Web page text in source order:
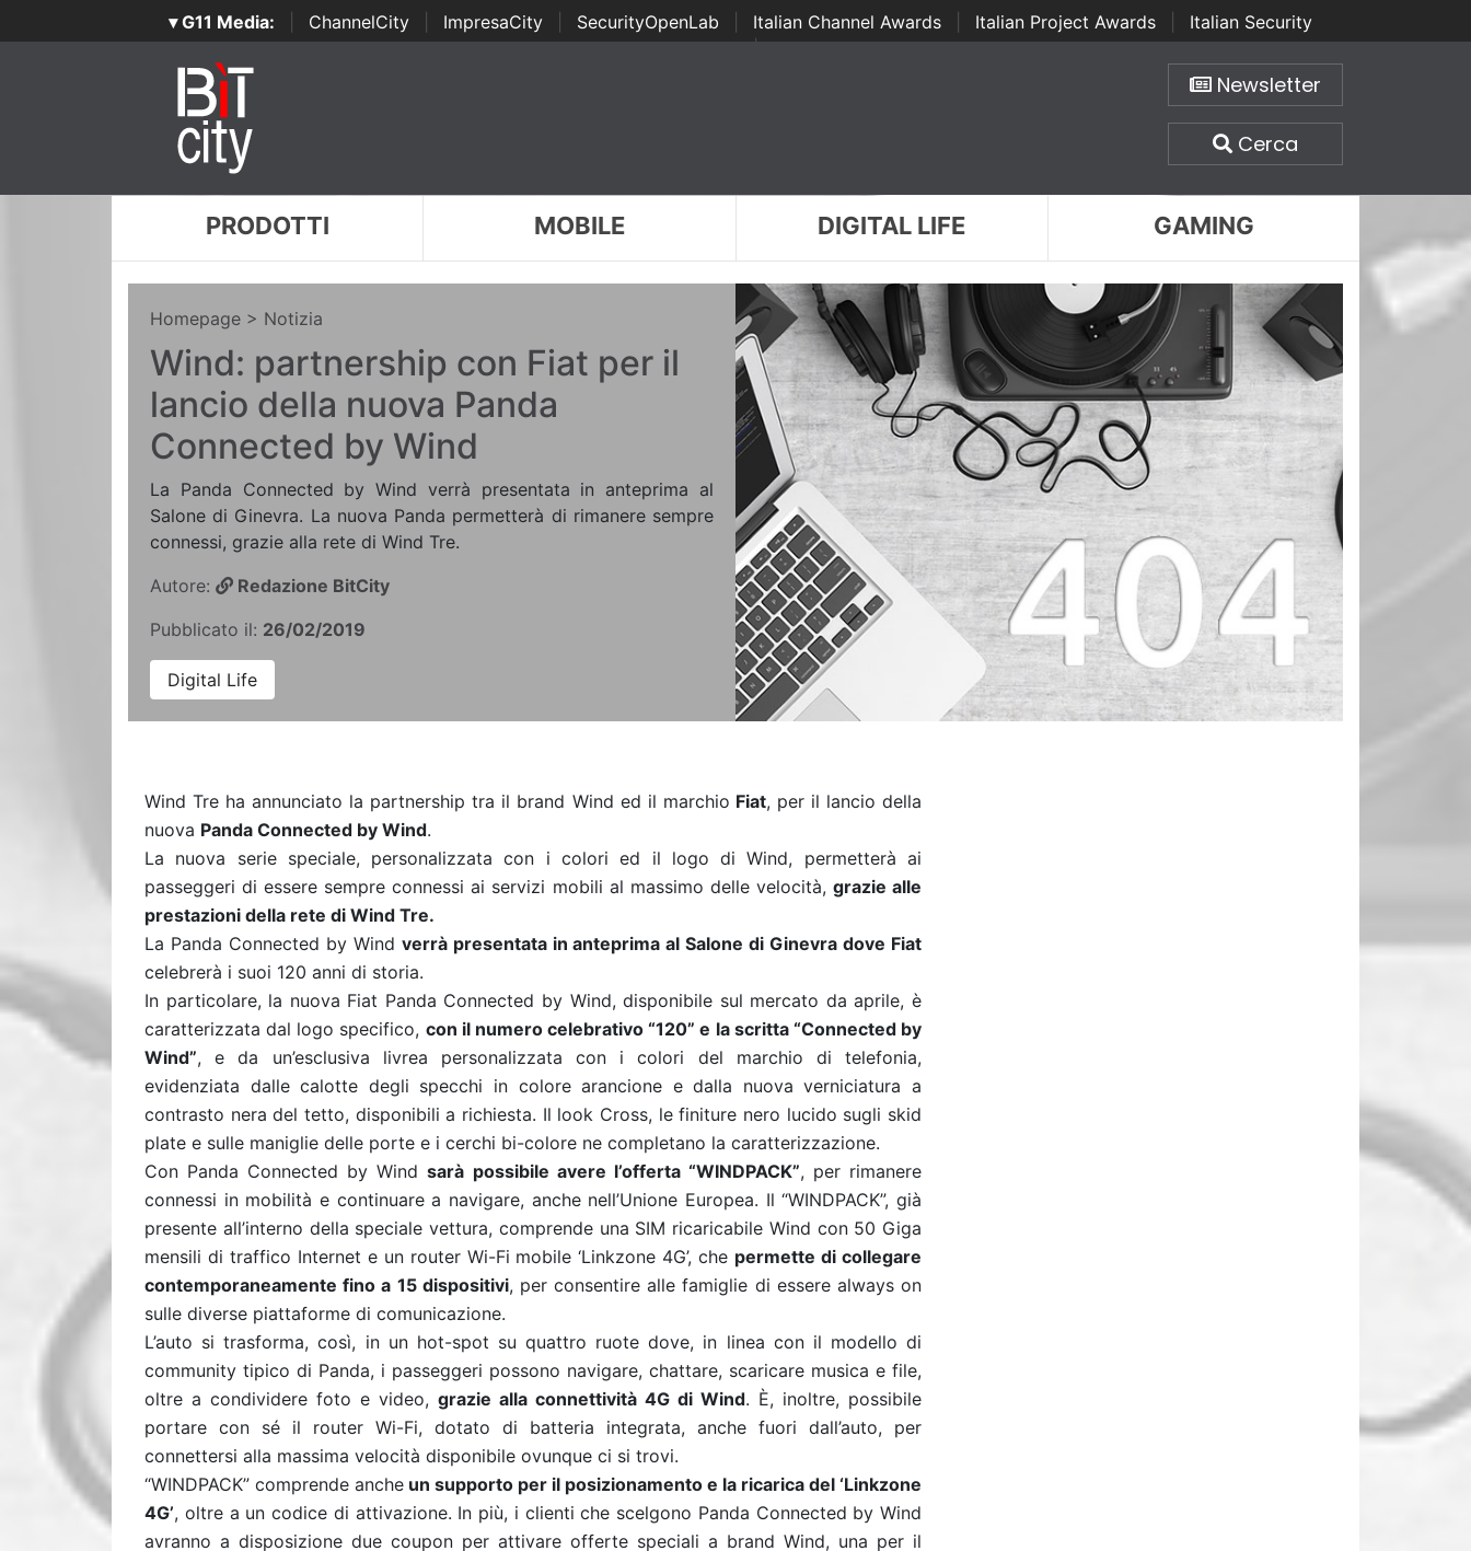
▾ G11 Media: ChannelCity ImpresaCity SecurityOpenLab Italian Channel Awards Italian Project Awards
Italian Security
Awards | ...
Newsletter
Cerca
PRODOTTI MOBILE DIGITAL LIFE GAMING
Homepage > Notizia
Wind: partnership con Fiat per il
lancio della nuova Panda
Connected by Wind
La Panda Connected by Wind verrà presentata in anteprima al
Salone di Ginevra. La nuova Panda permetterà di rimanere sempre
connessi, grazie alla rete di Wind Tre.
Autore:
Redazione BitCity
Pubblicato il: 26/02/2019
Digital Life
Wind Tre ha annunciato la partnership tra il brand Wind ed il marchio Fiat, per il lancio della
nuova Panda Connected by Wind.
La nuova serie speciale, personalizzata con i colori ed il logo di Wind, permetterà ai
passeggeri di essere sempre connessi ai servizi mobili al massimo delle velocità, grazie alle
prestazioni della rete di Wind Tre.
La Panda Connected by Wind verrà presentata in anteprima al Salone di Ginevra dove Fiat
celebrerà i suoi 120 anni di storia.
In particolare, la nuova Fiat Panda Connected by Wind, disponibile sul mercato da aprile, è
caratterizzata dal logo specifico, con il numero celebrativo “120” e la scritta “Connected by
Wind”,
e da un’esclusiva livrea personalizzata con i colori del marchio di telefonia,
evidenziata dalle calotte degli specchi in colore arancione e dalla nuova verniciatura a
contrasto nera del tetto, disponibili a richiesta. Il look Cross, le finiture nero lucido sugli skid
plate e sulle maniglie delle porte e i cerchi bi-colore ne completano la caratterizzazione.
Con Panda Connected by Windsarà possibile avere l’offerta “WINDPACK”, per rimanere
connessi in mobilità e continuare a navigare, anche nell’Unione Europea. Il “WINDPACK”, già
presente all’interno della speciale vettura, comprende una SIM ricaricabile Wind con 50 Giga
mensili di traffico Internet e un router Wi-Fi mobile ‘Linkzone 4G’, che permette di collegare
contemporaneamente fino a 15 dispositivi, per consentire alle famiglie di essere always on
sulle diverse piattaforme di comunicazione.
L’auto si trasforma, così, in un hot-spot su quattro ruote dove, in linea con il modello di
community tipico di Panda, i passeggeri possono navigare, chattare, scaricare musica e file,
oltre a condividere foto e video, grazie alla connettività 4G di Wind. È, inoltre, possibile
portare con sé il router Wi-Fi, dotato di batteria integrata, anche fuori dall’auto, per
connettersi alla massima velocità disponibile ovunque ci si trovi.
“WINDPACK” comprende anche un supporto per il posizionamento e la ricarica del ‘Linkzone
4G’, oltre a un codice di attivazione. In più, i clienti che scelgono Panda Connected by Wind
avranno a disposizione due coupon per attivare offerte speciali a brand Wind, una per il